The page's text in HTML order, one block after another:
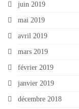
juin 2019
mai 2019
avril 2019
mars 2019
février 2019
janvier 2019
décembre 2018